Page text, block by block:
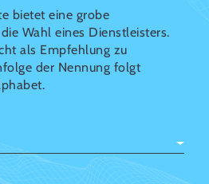
bietet eine grobe
Wahl eines Dienstleisters.
als Empfehlung zu
der Nennung folgt